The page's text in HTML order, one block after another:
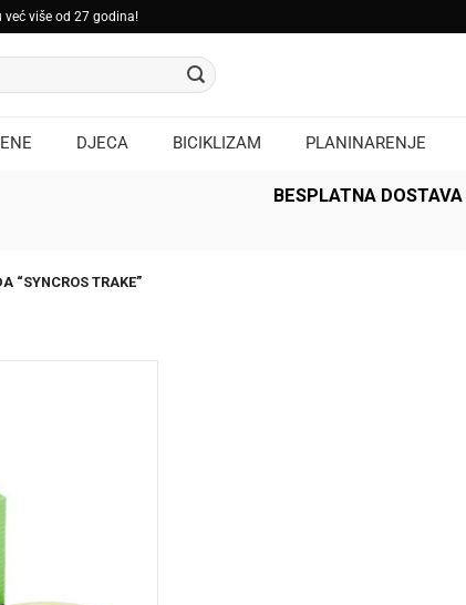
više od 27 godina!
DJECA BICIKLIZAM PLANINARENJE
BESPLATNA DOSTAVA
“SYNCROS TRAKE”